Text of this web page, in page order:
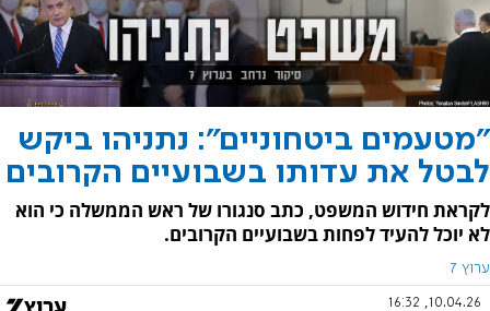
"מטעמים ביטחוניים": נתניהו ביקש
לבטל את עדותו בשבועיים הקרובים
לקראת חידוש המשפט, כתב סנגורו של ראש הממשלה כי הוא
לא יוכל להעיד לפחות בשבועיים הקרובים.
ערוץ 7
10.04.26, 16:32